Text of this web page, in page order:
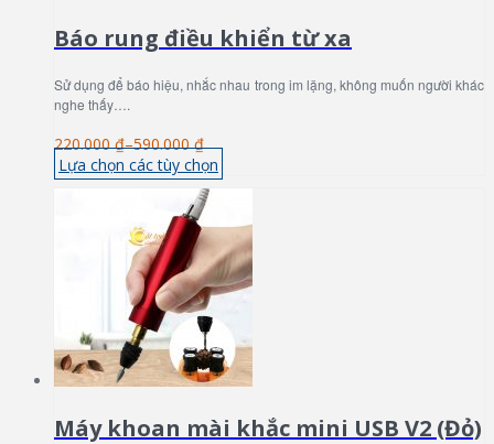
Báo rung điều khiển từ xa
Sử dụng để báo hiệu, nhắc nhau trong im lặng, không muốn người khác
nghe thấy….
220.000 ₫–590.000 ₫
Lựa chọn các tùy chọn
Máy khoan mài khắc mini USB V2 (Đỏ)